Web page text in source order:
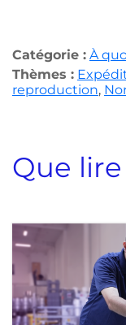
Catégorie : À
Thèmes :
reproduction,
Que